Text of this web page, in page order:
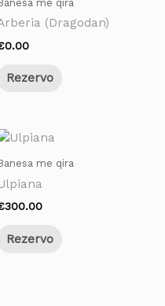
me qira
(Dragodan)
0.00
Rezervo
me qira
300.00
Rezervo